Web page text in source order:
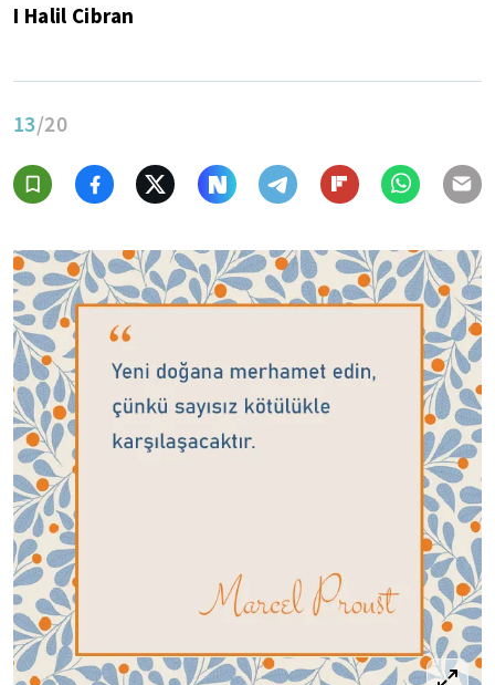
I Halil Cibran
13/20